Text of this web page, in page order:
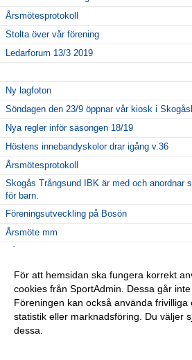
Årsmötesprotokoll
Stolta över vår förening
Ledarforum 13/3 2019
Ny lagfoton
Söndagen den 23/9 öppnar vår kiosk i
Nya regler inför säsongen 18/19
Höstens innebandyskolor drar igång v.36
Årsmötesprotokoll
Skogås Trångsund IBK är med och anordnar
för barn.
Föreningsutveckling på Bosön
Årsmöte mm
Julturneringen ersätts av STIBK-cupen
Föreningslicens
För att hemsidan ska fungera korrekt
cookies från SportAdmin. Dessa går inte
Föreningen kan också använda frivilliga
statistik eller marknadsföring. Du väljer
dessa.